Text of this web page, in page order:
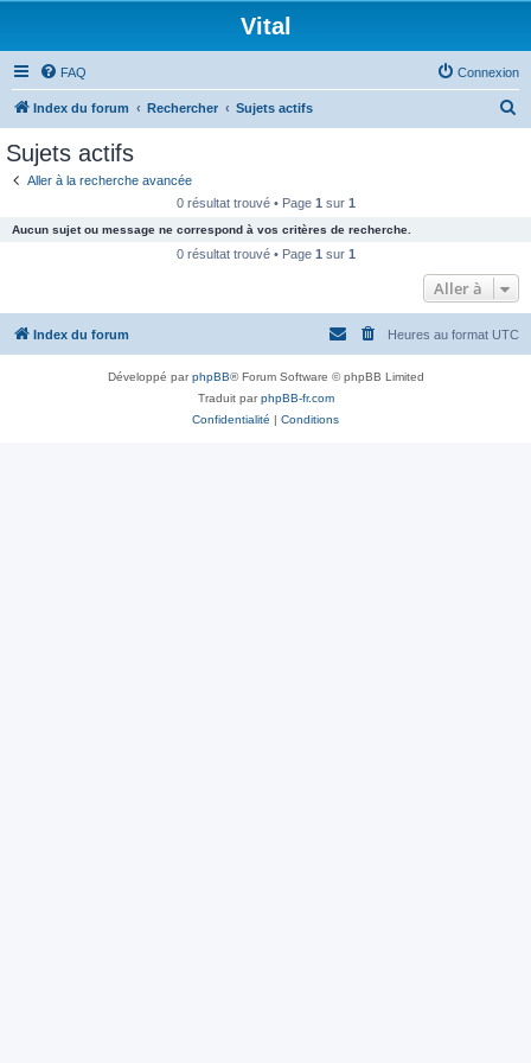
Vital
FAQ Connexion
Index du forum Rechercher Sujets actifs
c
e
Sujets actifs
Aller à la recherche avancée
0 résultat trouvé • Page 1 sur 1
Aucun sujet ou message ne correspond à vos critères de recherche.
0 résultat trouvé • Page 1 sur 1
Aller à
Index du forum Heures au format UTC
Développé parphpBB® Forum Software © phpBB Limited
Traduit parphpBB-fr.com
Confidentialité | Conditions